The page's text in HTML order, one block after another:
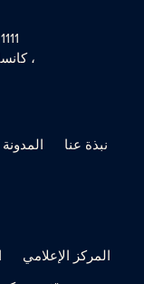
1111 شارع مين
،
نبذة عنا
المدونة
المركز الإعلامي